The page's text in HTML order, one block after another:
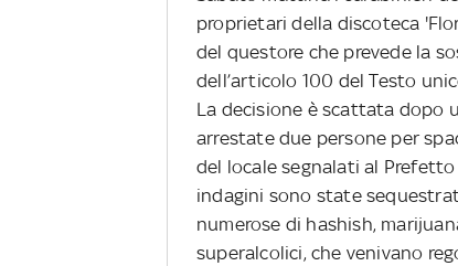
proprietari della discoteca
del questore che prevede la
dell’articolo 100 del Testo
La decisione è scattata dopo
arrestate due persone per
del locale segnalati al
indagini sono state
numerose di hashish,
superalcolici, che venivano